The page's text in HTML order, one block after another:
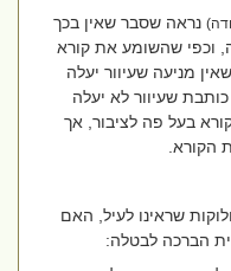
נראה שסבר שאין בכך
שהשומע את קורא
מניעה שעיוור יעלה
שעיוור לא יעלה
בעל פה לציבור, אך
שראינו לעיל, האם
הברכה לבטלה: